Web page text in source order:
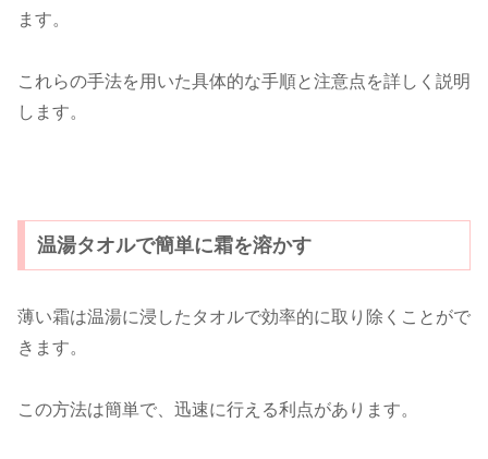
ます。
これらの手法を用いた具体的な手順と注意点を詳しく説明
します。
温湯タオルで簡単に霜を溶かす
薄い霜は温湯に浸したタオルで効率的に取り除くことがで
きます。
この方法は簡単で、迅速に行える利点があります。